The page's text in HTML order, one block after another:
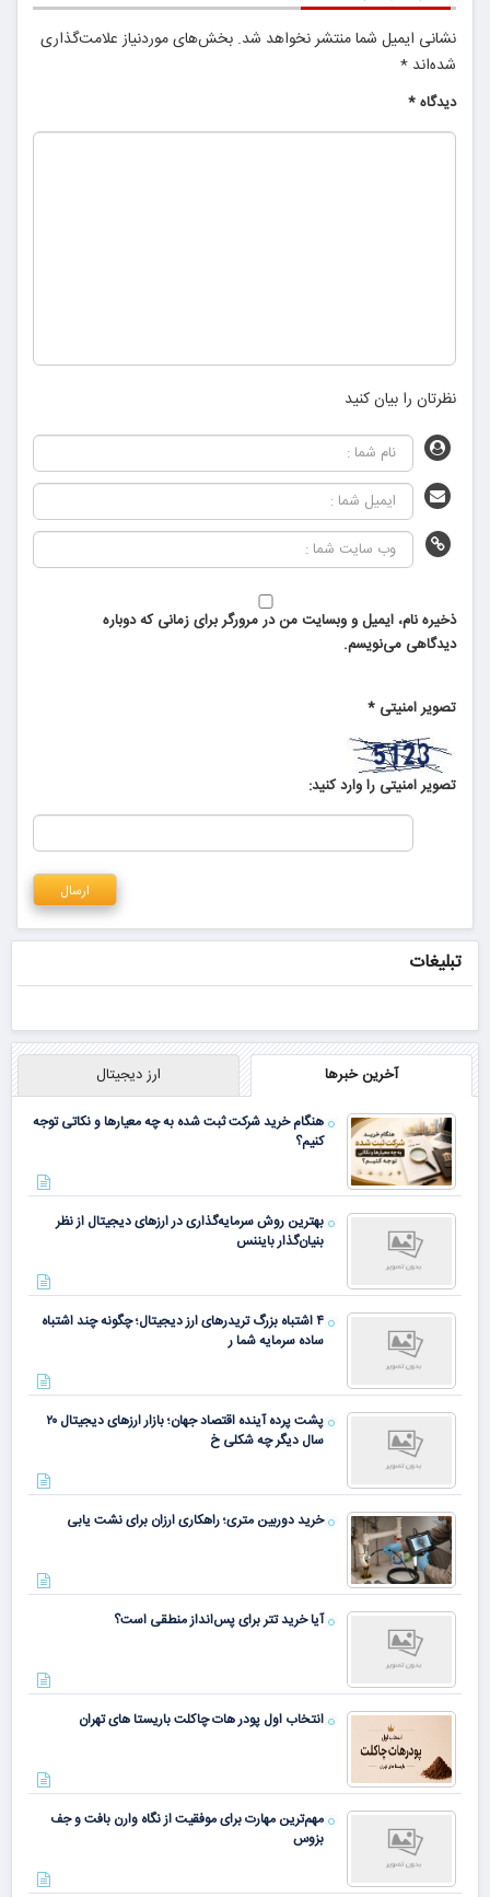
نشانی ایمیل شما منتشر نخواهد شد. بخش‌های موردنیاز علامت‌گذاری
شده‌اند *
دیدگاه*
نظرتان را بیان کنید
ذخیره نام، ایمیل و وبسایت من در مرورگر برای زمانی که دوباره
دیدگاهی می‌نویسم.
تصویر امنیتی *
تصویر امنیتی را وارد کنید:
تبلیغات
آخرین خبرها ارز دیجیتال
هنگام خرید شرکت ثبت شده به چه معیارها و نکاتی توجه
کنیم؟
بهترین روش سرمایه‌گذاری در ارزهای دیجیتال از نظر
بنیان‌گذار بایننس
۴ اشتباه بزرگ تریدرهای ارز دیجیتال؛ چگونه چند اشتباه
ساده سرمایه شما ر
پشت پرده آینده اقتصاد جهان؛ بازار ارزهای دیجیتال ۲۰
سال دیگر چه شکلی خ
خرید دوربین متری؛ راهکاری ارزان برای نشت یابی
آیا خرید تتر برای پس‌انداز منطقی است؟
انتخاب اول پودر هات چاکلت باریستا های تهران
مهم‌ترین مهارت برای موفقیت از نگاه وارن بافت و جف
بزوس